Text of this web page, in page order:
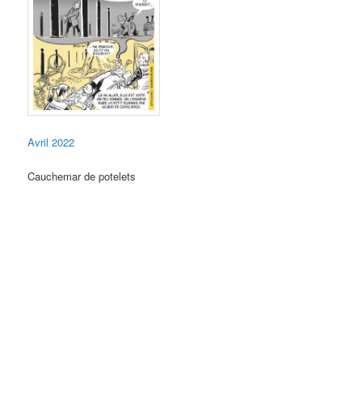
Avril 2022
Cauchemar de potelets